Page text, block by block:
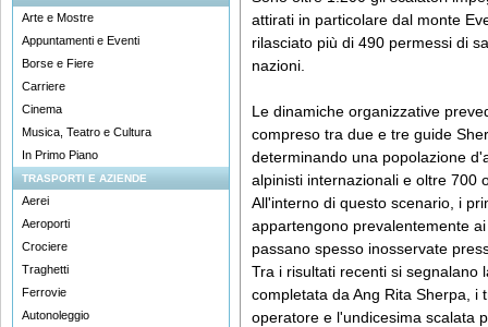
Arte e Mostre
Appuntamenti e Eventi
Borse e Fiere
Carriere
Cinema
Musica, Teatro e Cultura
In Primo Piano
TRASPORTI E AZIENDE
Aerei
Aeroporti
Crociere
Traghetti
Ferrovie
Autonoleggio
attirati in particolare dal monte
rilasciato più di 490 permessi di
nazioni.
Le dinamiche organizzative
compreso tra due e tre guide
determinando una popolazione
alpinisti internazionali e oltre 700
All'interno di questo scenario, i
appartengono prevalentemente
passano spesso inosservate
Tra i risultati recenti si segnalano
completata da Ang Rita Sherpa,
operatore e l'undicesima scalata